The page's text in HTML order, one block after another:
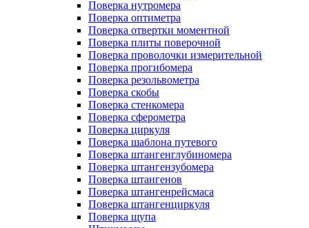
Поверка нутромера
Поверка оптиметра
Поверка отвертки моментной
Поверка плиты поверочной
Поверка проволочки измерительной
Поверка прогибомера
Поверка резольвометра
Поверка скобы
Поверка стенкомера
Поверка сферометра
Поверка циркуля
Поверка шаблона путевого
Поверка штангенглубиномера
Поверка штангензубомера
Поверка штангенов
Поверка штангенрейсмаса
Поверка штангенциркуля
Поверка щупа